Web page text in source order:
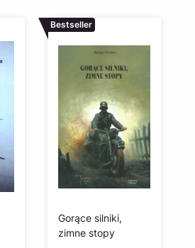
Bestseller
Gorące silniki,
zimne stopy